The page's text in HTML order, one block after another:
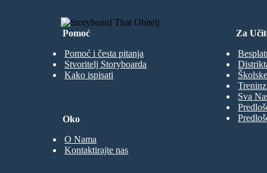
Pomoć
Pomoć i česta pitanja
Stvoritelj Storyboarda
Kako ispisati
Za
Sva
Oko
O Nama
Kontaktirajte nas